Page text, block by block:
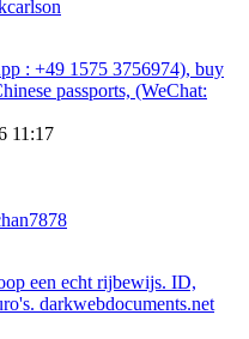
: +49 1575 3756974), buy
passports, (WeChat:
11:17
een echt rijbewijs. ID,
darkwebdocuments.net